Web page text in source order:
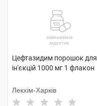
Цефтазидим порошок для
ін'єкцій 1000 мг 1 флакон
Лекхім-Харків